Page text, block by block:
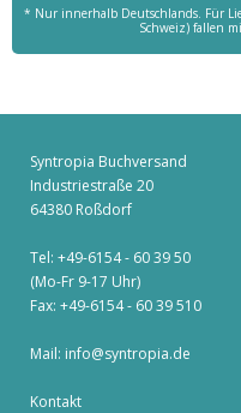
* Nur innerhalb Deutschlands. Für
Schweiz) fallen
Syntropia Buchversand
Industriestraße 20
64380 Roßdorf
Tel: +49-6154 - 60 39 50
(Mo-Fr 9-17 Uhr)
Fax: +49-6154 - 60 39 510
Mail: info@syntropia.de
Kontakt